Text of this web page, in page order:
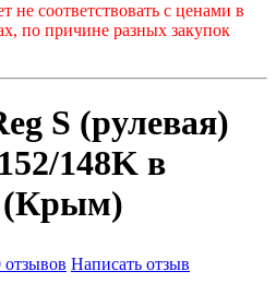
соответствовать с ценами в
по причине разных закупок
S (рулевая)
148K в
(Крым)
отзывов Написать отзыв